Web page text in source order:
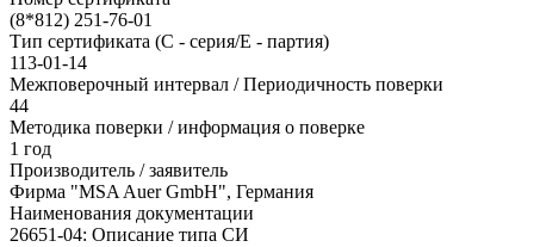
(8*812) 251-76-01
Тип сертификата (C - серия/E - партия)
113-01-14
Межповерочный интервал / Периодичность поверки
44
Методика поверки / информация о поверке
1 год
Производитель / заявитель
Фирма "MSA Auer GmbH", Германия
Наименования документации
26651-04: Описание типа СИ